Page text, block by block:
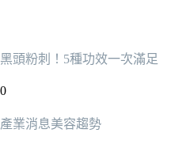
頭粉刺！5種功效一次滿足
產業消息美容趨勢